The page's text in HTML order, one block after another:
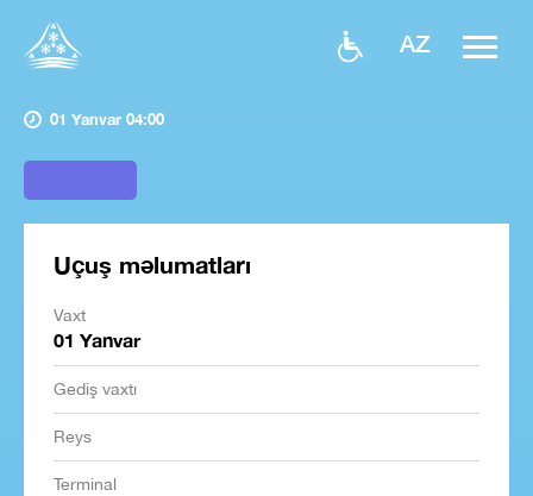
AZ
01 Yanvar 04:00
Uçuş məlumatları
Vaxt
01 Yanvar
Gediş vaxtı
Reys
Terminal